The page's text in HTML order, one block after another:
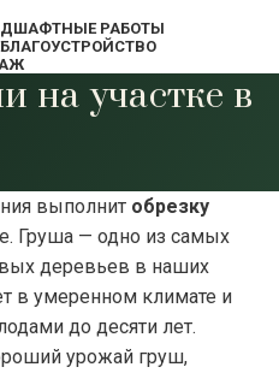
РАБОТЫ
БЛАГОУСТРОЙСТВО
на участке в
выполнит обрезку
Груша — одно из самых
деревьев в наших
в умеренном климате и
до десяти лет.
урожай груш,